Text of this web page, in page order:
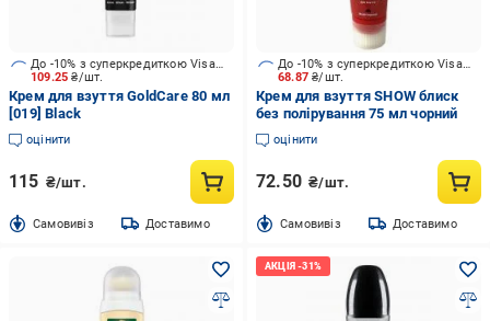
109.25₴/шт.
До -10% з суперкредиткою Visa Вигода
Крем для взуття GoldCare 80 мл
[019] Black
оцінити
115 ₴/шт.
Cамовивіз Доставимо
68.87₴/шт.
До -10% з суперкредиткою Visa Вигода
Крем для взуття SHOW блиск
без полірування 75 мл чорний
оцінити
72.50 ₴/шт.
Cамовивіз Доставимо